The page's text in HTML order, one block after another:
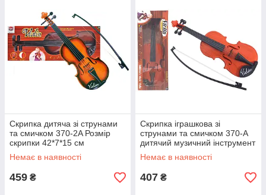
Скрипка дитяча зі струнами
та смичком 370-2A Розмір
скрипки 42*7*15 см
Немає в наявності
459 ₴
Скрипка іграшкова зі
струнами та смичком 370-A
дитячий музичний інструмент
Немає в наявності
407 ₴